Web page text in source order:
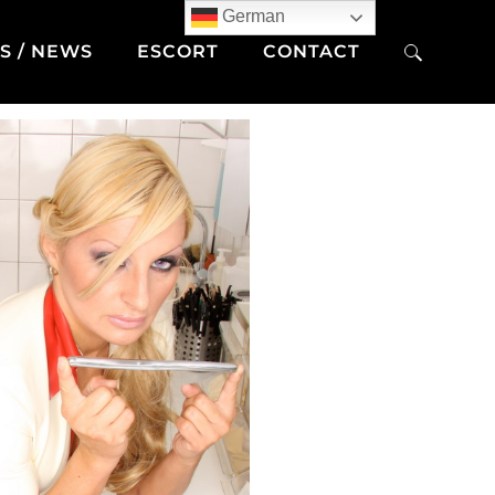
/ NEWS ESCORT CONTACT
German